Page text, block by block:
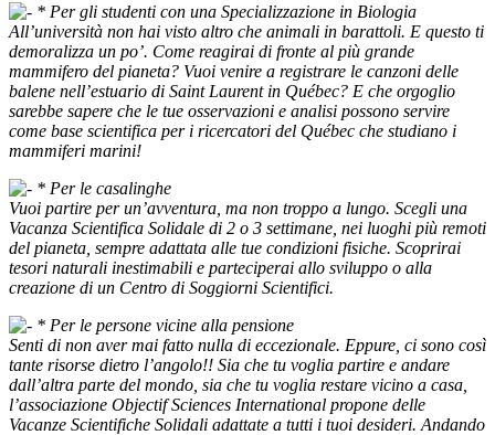
* Per gli studenti con una Specializzazione in Biologia
All’università non hai visto altro che animali in barattoli. E questo ti
demoralizza un po’. Come reagirai di fronte al più grande
mammifero del pianeta? Vuoi venire a registrare le canzoni delle
balene nell’estuario di Saint Laurent in Québec? E che orgoglio
sarebbe sapere che le tue osservazioni e analisi possono servire
come base scientifica per i ricercatori del Québec che studiano i
mammiferi marini!
* Per le casalinghe
Vuoi partire per un’avventura, ma non troppo a lungo. Scegli una
Vacanza Scientifica Solidale di 2 o 3 settimane, nei luoghi più remoti
del pianeta, sempre adattata alle tue condizioni fisiche. Scoprirai
tesori naturali inestimabili e parteciperai allo sviluppo o alla
creazione di un Centro di Soggiorni Scientifici.
* Per le persone vicine alla pensione
Senti di non aver mai fatto nulla di eccezionale. Eppure, ci sono così
tante risorse dietro l’angolo!! Sia che tu voglia partire e andare
dall’altra parte del mondo, sia che tu voglia restare vicino a casa,
l’associazione Objectif Sciences International propone delle
Vacanze Scientifiche Solidali adattate a tutti i tuoi desideri. Andando